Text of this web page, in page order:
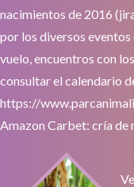
nacimientos de 2016
por los diversos eventos
vuelo, encuentros con
consultar el calendario
https://
Amazon Carbet: cría de